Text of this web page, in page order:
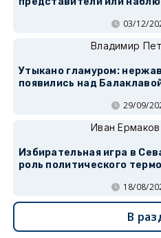
03/12/
Владимир
Утыкано гламуром:
появились над
29/09/
Иван Ермаков
Избирательная игра в
роль политического
18/08/
В